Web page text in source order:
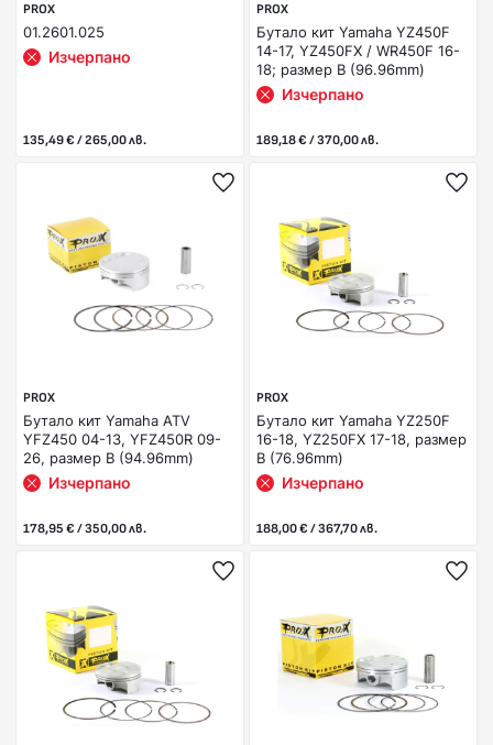
PROX
01.2601.025
Изчерпано
135,49 € / 265,00 лв.
PROX
Бутало кит Yamaha YZ450F
14-17, YZ450FX / WR450F 16-
18; размер B (96.96mm)
Изчерпано
189,18 € / 370,00 лв.
PROX
Бутало кит Yamaha ATV
YFZ450 04-13, YFZ450R 09-
26, размер B (94.96mm)
Изчерпано
178,95 € / 350,00 лв.
PROX
Бутало кит Yamaha YZ250F
16-18, YZ250FX 17-18, размер
B (76.96mm)
Изчерпано
188,00 € / 367,70 лв.